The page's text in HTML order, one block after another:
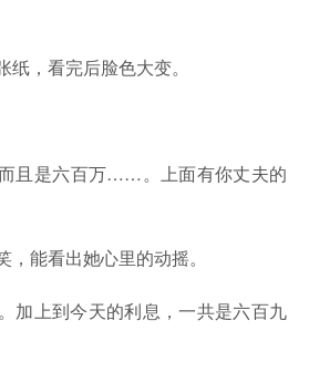
，看完后脸色大变。
而且是六百万……。上面有你丈夫的
能看出她心里的动摇。
加上到今天的利息，一共是六百九